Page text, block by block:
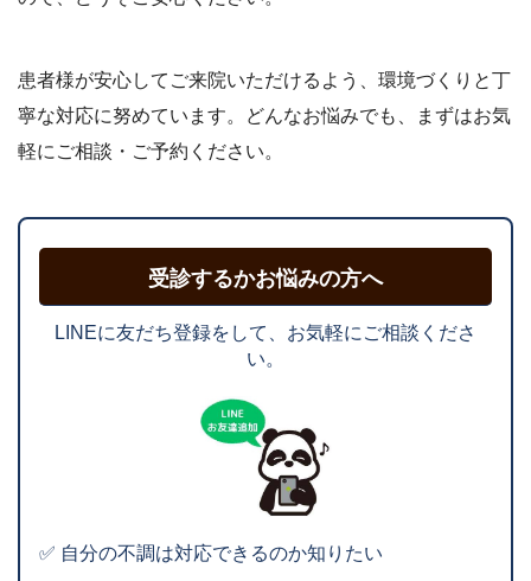
患者様が安心してご来院いただけるよう、環境づくりと丁
寧な対応に努めています。どんなお悩みでも、まずはお気
軽にご相談・ご予約ください。
受診するかお悩みの方へ
LINEに友だち登録をして、お気軽にご相談くださ
い。
✅ 自分の不調は対応できるのか知りたい